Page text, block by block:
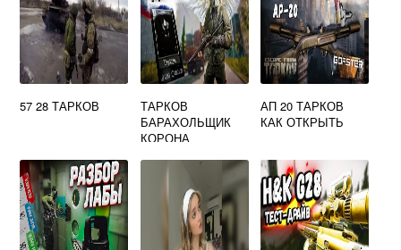
57 28 ТАРКОВ
ТАРКОВ
БАРАХОЛЬЩИК
КОРОНА
АП 20 ТАРКОВ
КАК ОТКРЫТЬ